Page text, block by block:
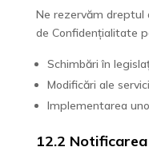
Ne rezervăm dreptul
de Confidențialitate
Schimbări în
Modificări ale
Implementarea
12.2